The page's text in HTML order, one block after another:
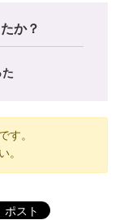
か？
す。
ポスト